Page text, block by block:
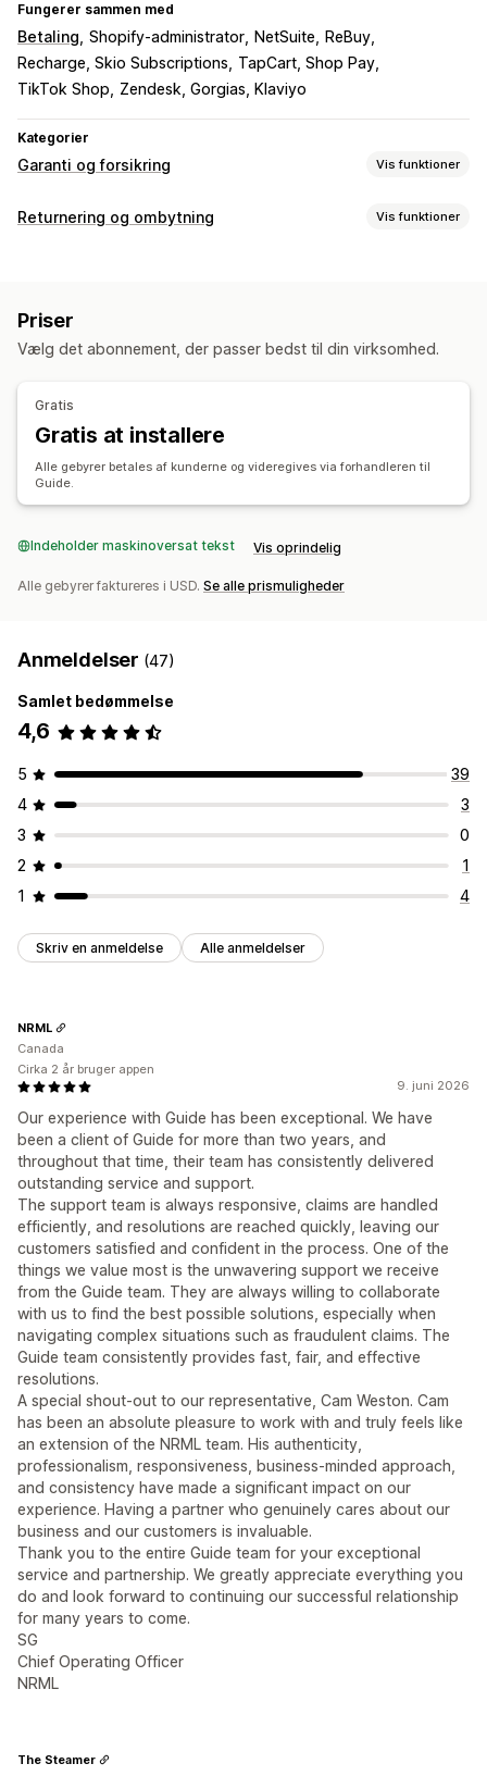
Fungerer sammen med
Betaling Shopify-administrator NetSuite
ReBuy
Recharge, Skio Subscriptions
TapCart, Shop Pay
TikTok Shop
Zendesk, Gorgias, Klaviyo
Kategorier
Garanti og forsikring Vis funktioner
Dækningstype
Tilmeldingsoplevelse
Dækningsbekræftelse
Administration af reklamationer
Automatisk håndtering
Portal til reklamationer
Tilpassede politikker
Returnering og ombytning Vis funktioner
Erstatninger
Gavereturneringer Rabatkoder
Returneringsfrister
Årsager til returnering
Fragtlabels Returneringssporing SMS-notifikationer
Kundeblokeringslister Analyser
Priser
Vælg det abonnement, der passer bedst til din virksomhed.
Gratis
Gratis at installere
Alle gebyrer betales af kunderne og videregives via forhandleren til
Guide.
Indeholder maskinoversat tekst Vis oprindelig
Alle gebyrer faktureres i USD. Se alle prismuligheder
Anmeldelser (47)
Samlet bedømmelse
4,6
5
39
4
3
3
0
2
1
1
4
Skriv en anmeldelse Alle anmeldelser
9. juni 2026
Our experience with Guide has been exceptional. We have
been a client of Guide for more than two years, and
throughout that time, their team has consistently delivered
outstanding service and support.
The support team is always responsive, claims are handled
efficiently, and resolutions are reached quickly, leaving our
customers satisfied and confident in the process. One of the
things we value most is the unwavering support we receive
from the Guide team. They are always willing to collaborate
with us to find the best possible solutions, especially when
navigating complex situations such as fraudulent claims. The
Guide team consistently provides fast, fair, and effective
resolutions.
A special shout-out to our representative, Cam Weston. Cam
has been an absolute pleasure to work with and truly feels like
an extension of the NRML team. His authenticity,
professionalism, responsiveness, business-minded approach,
and consistency have made a significant impact on our
experience. Having a partner who genuinely cares about our
business and our customers is invaluable.
Thank you to the entire Guide team for your exceptional
service and partnership. We greatly appreciate everything you
do and look forward to continuing our successful relationship
for many years to come.
SG
Chief Operating Officer
NRML
NRML
Canada
Cirka 2 år bruger appen
The Steamer